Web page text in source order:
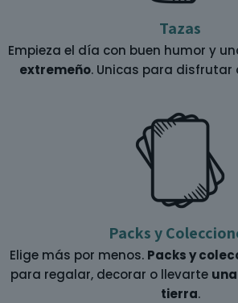
Tazas
Empieza el día con buen humor y
extremeño. Unicas para disfrutar
Packs y
Elige más por menos. Packs y
para regalar, decorar o llevarte
tierra.